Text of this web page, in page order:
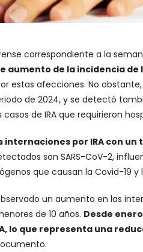
correspondiente a la
aumento de la incidencia
estas afecciones. No
de 2024, y se detectó
de IRA que requirieron
internaciones por IRA con
son SARS-CoV-2,
que causan la Covid-19 y
un aumento en las
de 10 años. Desde
lo que representa una